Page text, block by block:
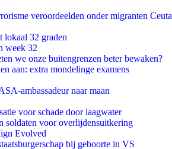
veroordeelden onder migranten Ceuta
lokaal 32 graden
week 32
we onze buitengrenzen beter bewaken?
aan: extra mondelinge examens
ambassadeur naar maan
voor schade door laagwater
soldaten voor overlijdensuitkering
Evolved
bij geboorte in VS